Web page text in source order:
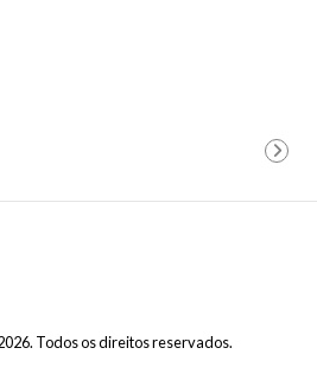
Todos os direitos reservados.